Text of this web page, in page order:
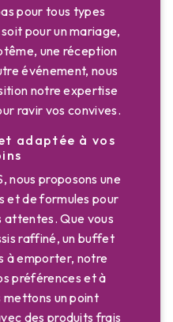
pour tous types
pour un mariage,
une réception
événement, nous
notre expertise
ravir vos convives.
adaptée à vos
nous proposons une
et de formules pour
attentes. Que vous
raffiné, un buffet
à emporter, notre
préférences et à
un point
des produits frais